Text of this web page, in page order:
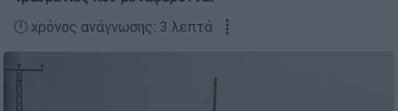
🕛 χρόνος ανάγνωσης: 3 λεπτά ┋